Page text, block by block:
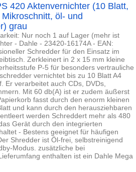
420 Aktenvernichter (10 Blatt,
öl- und
grau
Nur noch 1 auf Lager (mehr ist
- Dahle - 23420-16174A - EAN:
Schredder für den Einsatz im
Zerkleinert in 2 x 15 mm kleine
P-5 für besonders vertrauliche
vernichtet bis zu 10 Blatt A4
Er verarbeitet auch CDs, DVDs,
Mit 60 db(A) ist er zudem äußerst
fasst durch den enorm kleinen
und kann durch den herausziehbaren
werden Schreddert mehr als 480
Gerät durch den integrierten
- Bestens geeignet für häufigen
Shredder ist Öl-frei, selbstreinigend
Modus. zusätzliche bei
enthalten ist ein Dahle Mega